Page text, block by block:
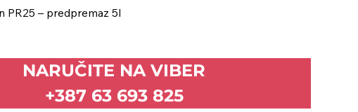
PR25 – predpremaz 5l
NARUČITE NA VIBER
+387 63 693 825